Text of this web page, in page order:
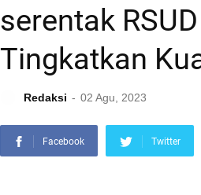
serentak
Tingkatkan
Redaksi 02 Agu, 2023
Facebook Twitter